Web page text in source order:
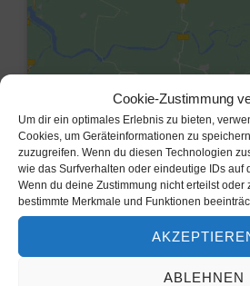
Cookie-Zustimmung
Um dir ein optimales Erlebnis zu bieten,
Cookies, um Geräteinformationen zu
zuzugreifen. Wenn du diesen Technologien
wie das Surfverhalten oder eindeutige IDs auf
Wenn du deine Zustimmung nicht erteilst oder
bestimmte Merkmale und Funktionen
ABLEHNEN
Klicke hier, um
zu akzeptieren und
aktivieren